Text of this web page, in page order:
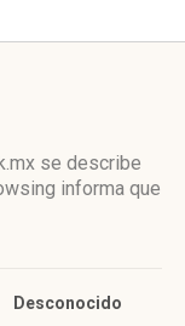
se describe
informa que
Desconocido